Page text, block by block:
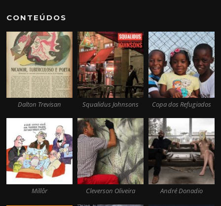
CONTEÚDOS
Dalton Trevisan Squalidus Johnsons Copa dos Refugiados
Millôr Cleverson Oliveira André Donadio